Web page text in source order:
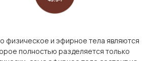
физическое и эфирное тела являются
полностью разделяется только